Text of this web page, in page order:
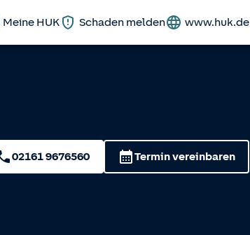
Meine HUK Schaden melden www.huk.de
02161 9676560 Termin vereinbaren